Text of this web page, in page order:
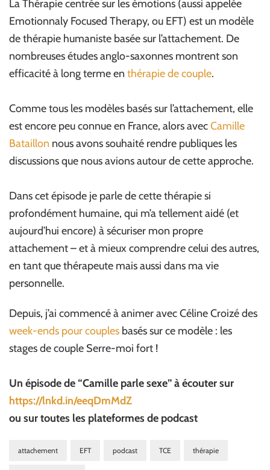
La Thérapie centrée sur les émotions (aussi appelée
Emotionnaly Focused Therapy, ou EFT) est un modèle
de thérapie humaniste basée sur l’attachement. De
nombreuses études anglo-saxonnes montrent son
efficacité à long terme en thérapie de couple.
Comme tous les modèles basés sur l’attachement, elle
est encore peu connue en France, alors avecCamille
Bataillon nous avons souhaité rendre publiques les
discussions que nous avions autour de cette approche.
Dans cet épisode je parle de cette thérapie si
profondément humaine, qui m’a tellement aidé (et
aujourd’hui encore) à sécuriser mon propre
attachement – et à mieux comprendre celui des autres,
en tant que thérapeute mais aussi dans ma vie
personnelle.
Depuis, j’ai commencé à animer avec Céline Croizé des
week-ends pour couples basés sur ce modèle : les
stages de couple Serre-moi fort !
Un épisode de “Camille parle sexe” à écouter sur
https://lnkd.in/eeqDmMdZ
ou sur toutes les plateformes de podcast
attachement EFT podcast TCE thérapie